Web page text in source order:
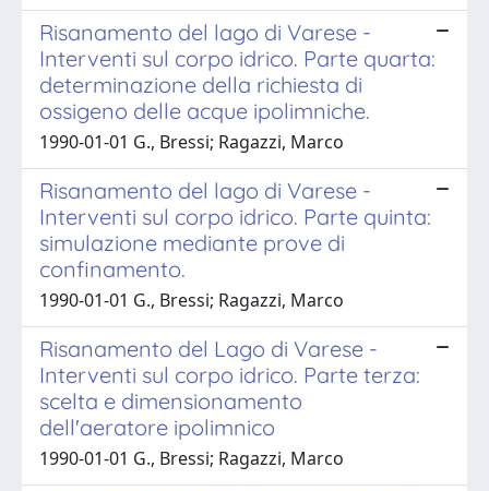
Risanamento del lago di Varese -
Interventi sul corpo idrico. Parte quarta:
determinazione della richiesta di
ossigeno delle acque ipolimniche.
1990-01-01 G., Bressi; Ragazzi, Marco
Risanamento del lago di Varese -
Interventi sul corpo idrico. Parte quinta:
simulazione mediante prove di
confinamento.
1990-01-01 G., Bressi; Ragazzi, Marco
Risanamento del Lago di Varese -
Interventi sul corpo idrico. Parte terza:
scelta e dimensionamento
dell'aeratore ipolimnico
1990-01-01 G., Bressi; Ragazzi, Marco